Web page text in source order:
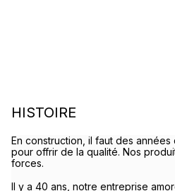
HISTOIRE
En construction, il faut des
pour offrir de la qualité. Nos
forces.
Il y a 40 ans, notre entreprise